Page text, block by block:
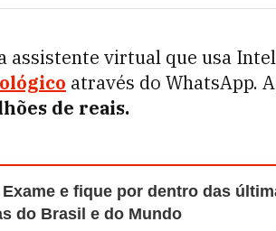
assistente virtual que usa
através do WhatsApp.
de reais.
Exame e fique por dentro das
do Brasil e do Mundo